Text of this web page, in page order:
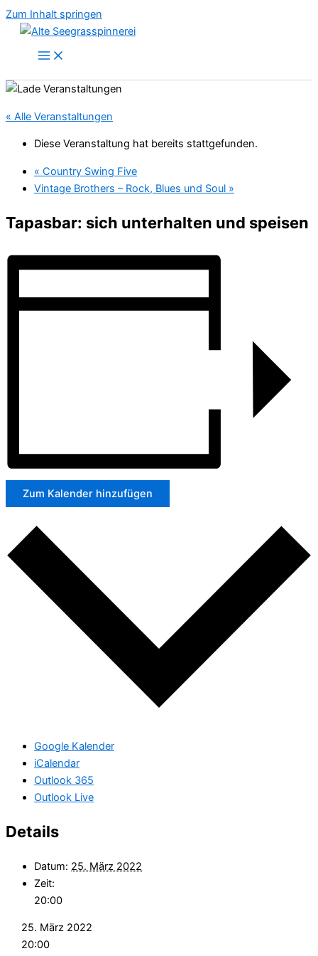
Zum Inhalt springen
« Alle Veranstaltungen
Diese Veranstaltung hat bereits stattgefunden.
« Country Swing Five
Vintage Brothers – Rock, Blues und Soul »
Tapasbar: sich unterhalten und speisen
Zum Kalender hinzufügen
Google Kalender
iCalendar
Outlook 365
Outlook Live
Details
Datum: 25. März 2022
Zeit:
20:00
25. März 2022
20:00